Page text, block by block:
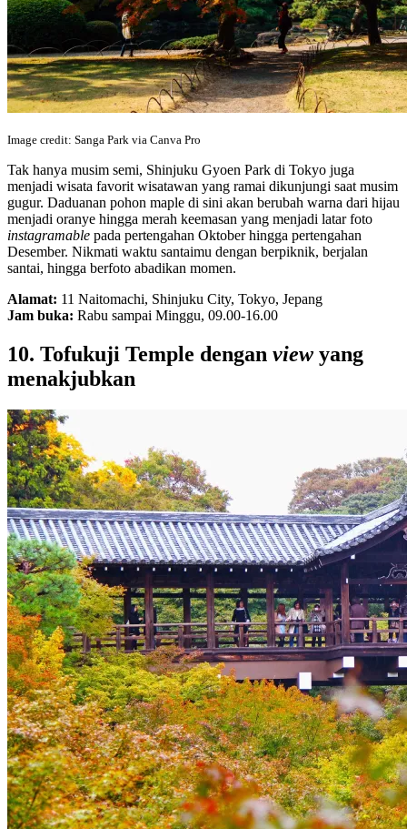
Image credit: Sanga Park via Canva Pro
Tak hanya musim semi, Shinjuku Gyoen Park di Tokyo juga
menjadi wisata favorit wisatawan yang ramai dikunjungi saat musim
gugur. Daduanan pohon maple di sini akan berubah warna dari hijau
menjadi oranye hingga merah keemasan yang menjadi latar foto
instagramable pada pertengahan Oktober hingga pertengahan
Desember. Nikmati waktu santaimu dengan berpiknik, berjalan
santai, hingga berfoto abadikan momen.
Alamat: 11 Naitomachi, Shinjuku City, Tokyo, Jepang
Jam buka: Rabu sampai Minggu, 09.00-16.00
10. Tofukuji Temple dengan view yang
menakjubkan